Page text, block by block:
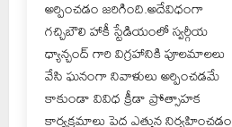
అర్పించడం జరిగింది.అదేవిధంగా
గచ్చిబౌలి హాకీ స్టేడియంలో స్వర్గీయ
ధ్యాన్చంద్ గారి విగ్రహానికి పూలమాలలు
వేసి ఘనంగా నివాళులు అర్పించడమే
కాకుండా వివిధ క్రీడా ప్రోత్సాహక
కార్యక్రమాలు పెద్ద ఎత్తున నిర్వహించడం